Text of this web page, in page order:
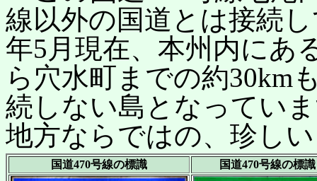
線以外の国道とは接続
年5月現在、本州内にあ
ら穴水町までの約30km
続しない島となってい
地方ならではの、珍し
国道470号線の標識 国道470号線の標識